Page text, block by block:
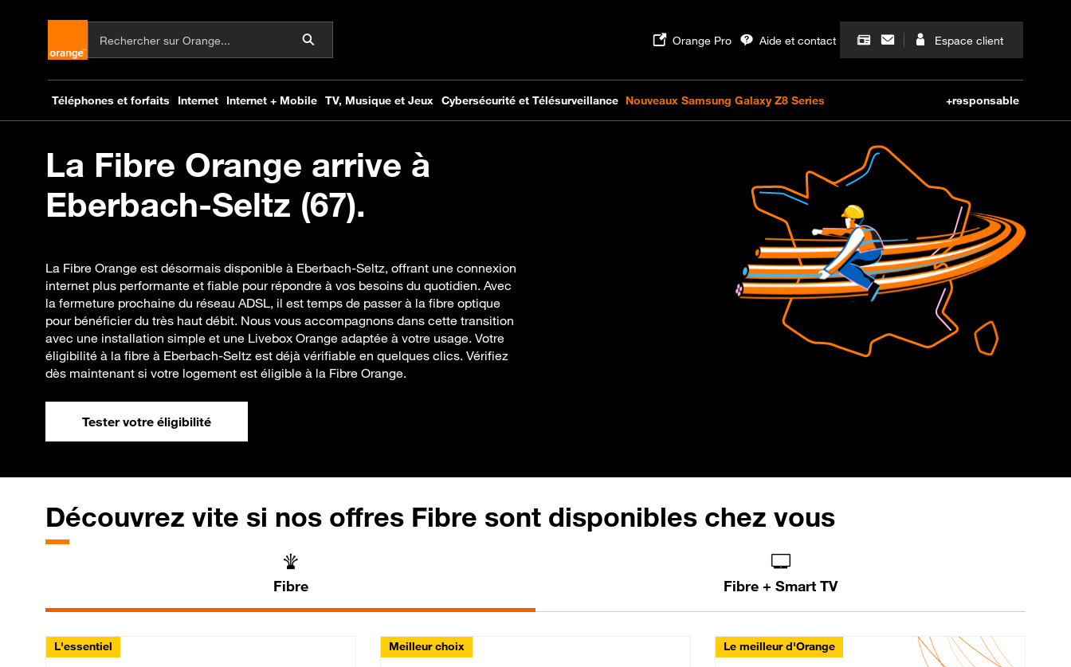
La Fibre Orange arrive à
Eberbach-Seltz (67).
La Fibre Orange est désormais disponible à Eberbach-Seltz, offrant une connexion
internet plus performante et fiable pour répondre à vos besoins du quotidien. Avec
la fermeture prochaine du réseau ADSL, il est temps de passer à la fibre optique
pour bénéficier du très haut débit. Nous vous accompagnons dans cette transition
avec une installation simple et une Livebox Orange adaptée à votre usage. Votre
éligibilité à la fibre à Eberbach-Seltz est déjà vérifiable en quelques clics. Vérifiez
dès maintenant si votre logement est éligible à la Fibre Orange.
Tester votre éligibilité
Découvrez vite si nos offres Fibre sont disponibles chez vous
Fibre Fibre + Smart TV
L'essentiel Meilleur choix Le meilleur d'Orange